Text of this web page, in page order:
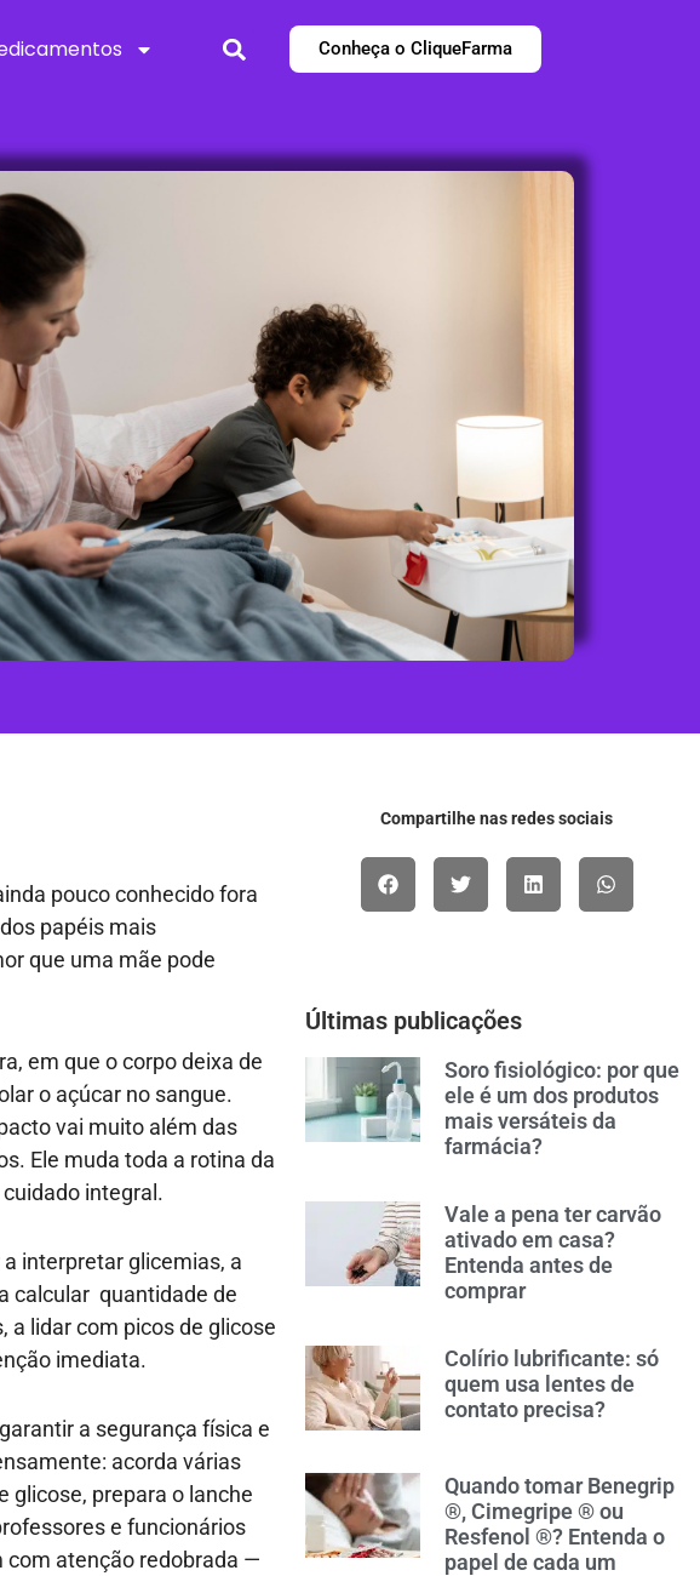
Conheça o CliqueFarma
pouco conhecido fora
papéis mais
que uma mãe pode
em que o corpo deixa de
o açúcar no sangue.
vai muito além das
Ele muda toda a rotina da
integral.
interpretar glicemias, a
calcular quantidade de
a lidar com picos de glicose
imediata.
a segurança física e
acorda várias
glicose, prepara o lanche
e funcionários
com atenção redobrada —
Compartilhe nas redes sociais
Últimas publicações
Soro fisiológico: por que
ele é um dos produtos
mais versáteis da
farmácia?
Vale a pena ter carvão
ativado em casa?
Entenda antes de
comprar
Colírio lubrificante: só
quem usa lentes de
contato precisa?
Quando tomar Benegrip
®, Cimegripe ® ou
Resfenol ®? Entenda o
papel de cada um